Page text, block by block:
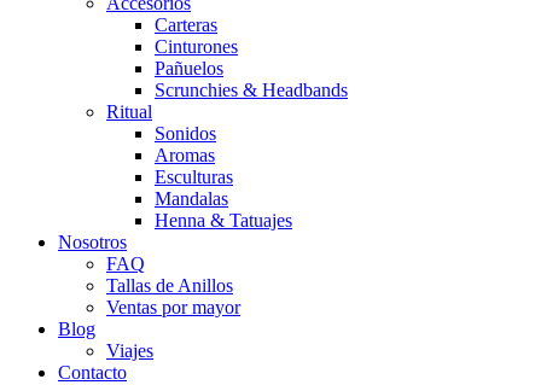
Carteras
Cinturones
Pañuelos
Scrunchies & Headbands
Ritual
Sonidos
Aromas
Esculturas
Mandalas
Henna & Tatuajes
Nosotros
FAQ
Tallas de Anillos
Ventas por mayor
Blog
Viajes
Contacto